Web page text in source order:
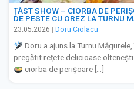
ȚĂST SHOW – CIORBA DE
DE PESTE CU OREZ LA TURNU
23.05.2026 Doru Ciolacu
Doru a ajuns la Turnu
pregătit rețete delicioase
ciorba de perișoare […]